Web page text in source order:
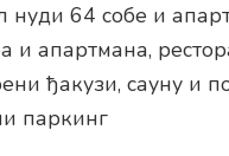
нуди 64 собе и
и апартмана,
ђакузи, сауну и
паркинг